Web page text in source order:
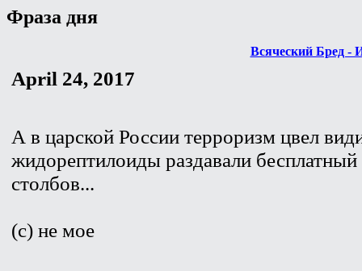
Фраза дня
Всяческий Бред -
April 24, 2017
А в царской России терроризм цвел
жидорептилоиды раздавали
столбов...
(с) не мое